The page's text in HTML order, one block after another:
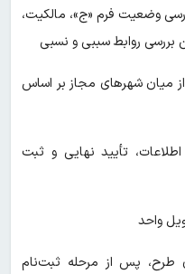
وضعیت فرم «ج»، مالکیت،
روابط سببی و نسبی
میان شهرهای مجاز بر اساس
تأیید نهایی و ثبت
واحد
طرح، پس از مرحله ثبت‌نام